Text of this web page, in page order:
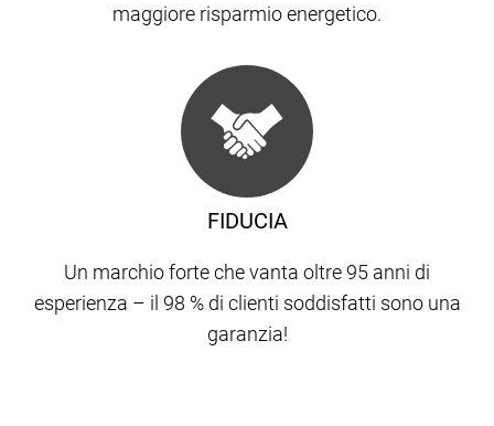
FIDUCIA
Un marchio forte che vanta oltre 95 anni di
esperienza – il 98 % di clienti soddisfatti sono una
garanzia!
maggiore risparmio energetico.